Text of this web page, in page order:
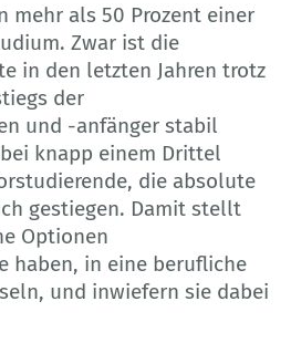
mehr als 50 Prozent einer
Zwar ist die
in den letzten Jahren trotz
der
und -anfänger stabil
knapp einem Drittel
die absolute
gestiegen. Damit stellt
Optionen
haben, in eine berufliche
und inwiefern sie dabei